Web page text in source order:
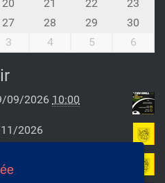
20 21 22
23
27 28 29
30
3 4 5 6
09/2026 10:00
2026